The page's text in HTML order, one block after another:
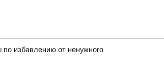
по избавлению от ненужного